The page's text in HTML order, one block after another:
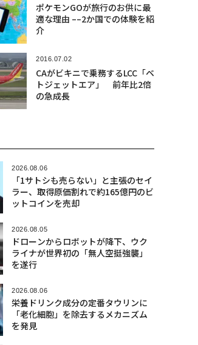
ポケモンGOが旅行のお供に最
適な理由 ––2か国での体験を紹
介
2016.07.02
CAがビキニで乗務するLCC「ベ
トジェットエア」 前年比2倍
の急成長
2026.08.06
「1サトシも売らない」と主張のセイ
ラー、取得原価割れで約165億円のビ
ットコインを売却
2026.08.05
ドローンからロボットが降下、ウク
ライナが世界初の「無人空挺強襲」
を遂行
2026.08.06
栄養ドリンク成分の定番タウリンに
「老化細胞」を除去するメカニズム
を発見